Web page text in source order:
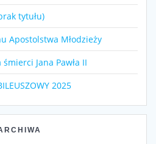
tytułu)
Apostolstwa Młodzieży
Jana Pawła II
2025